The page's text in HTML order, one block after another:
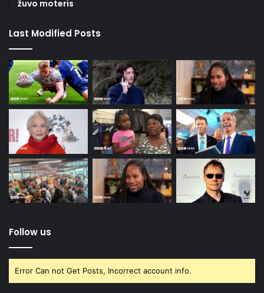
žuvo moteris
Last Modified Posts
Follow us
Error Can not Get Posts, Incorrect account info.